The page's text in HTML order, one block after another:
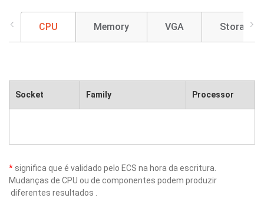
CPU Memory VGA Storage
Socket Family Processor
* significa que é validado pelo ECS na hora da escritura.
Mudanças de CPU ou de componentes podem produzir
diferentes resultados .